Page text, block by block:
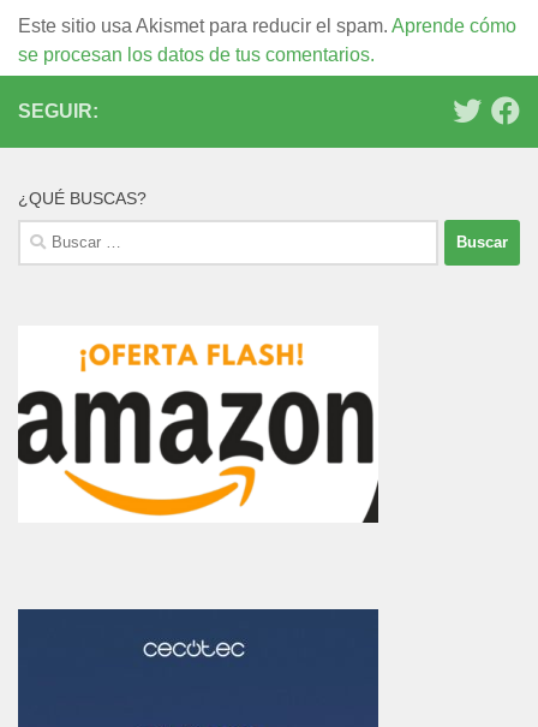
Este sitio usa Akismet para reducir el spam. Aprende cómo
se procesan los datos de tus comentarios.
SEGUIR:
¿QUÉ BUSCAS?
Buscar: